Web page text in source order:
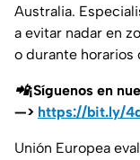
Australia.
a evitar nadar en
o durante horarios
📲¡Síguenos en
—> https://bit.ly/
Unión Europea